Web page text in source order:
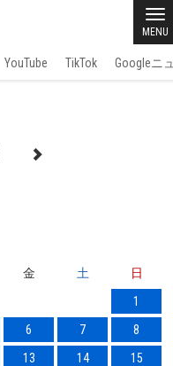
MENU
YouTube TikTok Googleニ
金 土
日
1
6 7
8
13 14
15